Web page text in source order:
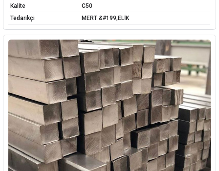
Kalite
C50
Tedarikçi
MERT &#199;ELİK